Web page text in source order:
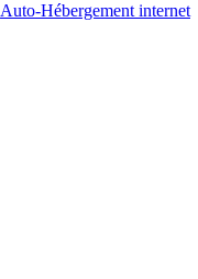
Auto-Hébergement internet